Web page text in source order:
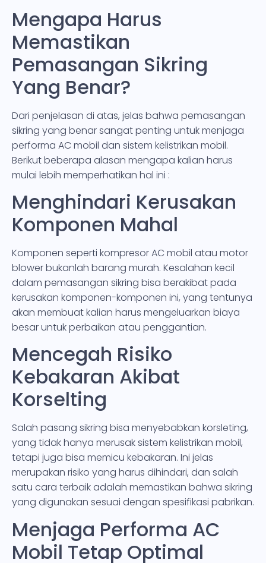
Mengapa Harus
Memastikan
Pemasangan Sikring
Yang Benar?
Dari penjelasan di atas, jelas bahwa pemasangan
sikring yang benar sangat penting untuk menjaga
performa AC mobil dan sistem kelistrikan mobil.
Berikut beberapa alasan mengapa kalian harus
mulai lebih memperhatikan hal ini :
Menghindari Kerusakan
Komponen Mahal
Komponen seperti kompresor AC mobil atau motor
blower bukanlah barang murah. Kesalahan kecil
dalam pemasangan sikring bisa berakibat pada
kerusakan komponen-komponen ini, yang tentunya
akan membuat kalian harus mengeluarkan biaya
besar untuk perbaikan atau penggantian.
Mencegah Risiko
Kebakaran Akibat
Korselting
Salah pasang sikring bisa menyebabkan korsleting,
yang tidak hanya merusak sistem kelistrikan mobil,
tetapi juga bisa memicu kebakaran. Ini jelas
merupakan risiko yang harus dihindari, dan salah
satu cara terbaik adalah memastikan bahwa sikring
yang digunakan sesuai dengan spesifikasi pabrikan.
Menjaga Performa AC
Mobil Tetap Optimal